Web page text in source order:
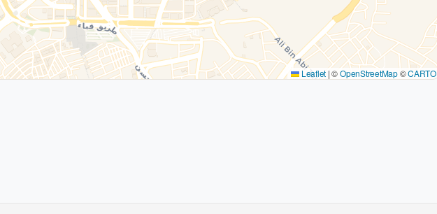
Leaflet |©OpenStreetMap©CARTO